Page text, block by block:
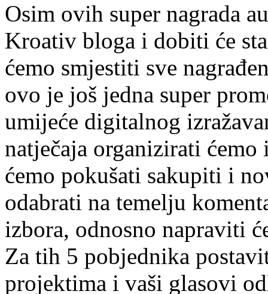
Osim ovih super nagrada
Kroativ bloga i dobiti će
ćemo smjestiti sve
ovo je još jedna super
umijeće digitalnog
natječaja organizirati ćemo
ćemo pokušati sakupiti i
odabrati na temelju
izbora, odnosno napraviti
Za tih 5 pobjednika
projektima i vaši glasovi